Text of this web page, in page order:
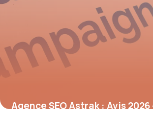
Agence SEO Astrak : Avis